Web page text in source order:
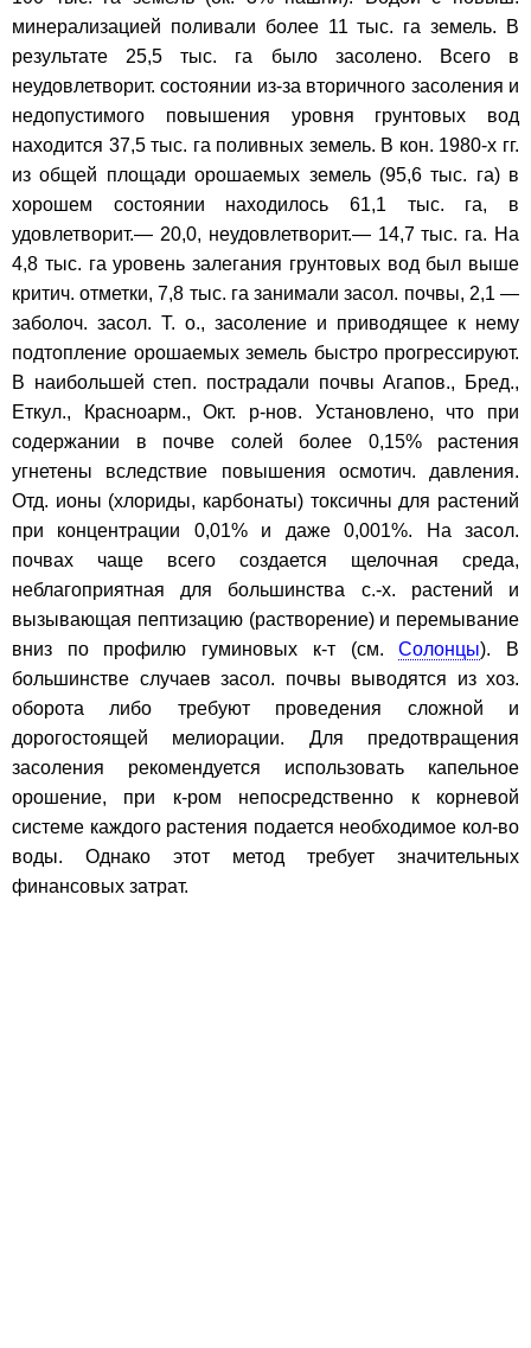
минерализацией поливали более 11 тыс. га земель. В
результате 25,5 тыс. га было засолено. Всего в
неудовлетворит. состоянии из-за вторичного засоления и
недопустимого повышения уровня грунтовых вод
находится 37,5 тыс. га поливных земель. В кон. 1980-х гг.
из общей площади орошаемых земель (95,6 тыс. га) в
хорошем состоянии находилось 61,1 тыс. га, в
удовлетворит.— 20,0, неудовлетворит.— 14,7 тыс. га. На
4,8 тыс. га уровень залегания грунтовых вод был выше
критич. отметки, 7,8 тыс. га занимали засол. почвы, 2,1 —
заболоч. засол. Т. о., засоление и приводящее к нему
подтопление орошаемых земель быстро прогрессируют.
В наибольшей степ. пострадали почвы Агапов., Бред.,
Еткул., Красноарм., Окт. р-нов. Установлено, что при
содержании в почве солей более 0,15% растения
угнетены вследствие повышения осмотич. давления.
Отд. ионы (хлориды, карбонаты) токсичны для растений
при концентрации 0,01% и даже 0,001%. На засол.
почвах чаще всего создается щелочная среда,
неблагоприятная для большинства с.-х. растений и
вызывающая пептизацию (растворение) и перемывание
вниз по профилю гуминовых к-т (см.Солонцы). В
большинстве случаев засол. почвы выводятся из хоз.
оборота либо требуют проведения сложной и
дорогостоящей мелиорации. Для предотвращения
засоления рекомендуется использовать капельное
орошение, при к-ром непосредственно к корневой
системе каждого растения подается необходимое кол-во
воды. Однако этот метод требует значительных
финансовых затрат.